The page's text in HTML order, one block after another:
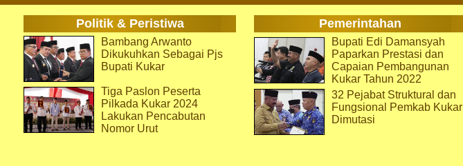
Politik & Peristiwa Pemerintahan
Bambang Arwanto
Dikukuhkan Sebagai Pjs
Bupati Kukar
Tiga Paslon Peserta
Pilkada Kukar 2024
Lakukan Pencabutan
Nomor Urut
Bupati Edi Damansyah
Paparkan Prestasi dan
Capaian Pembangunan
Kukar Tahun 2022
32 Pejabat Struktural dan
Fungsional Pemkab Kukar
Dimutasi